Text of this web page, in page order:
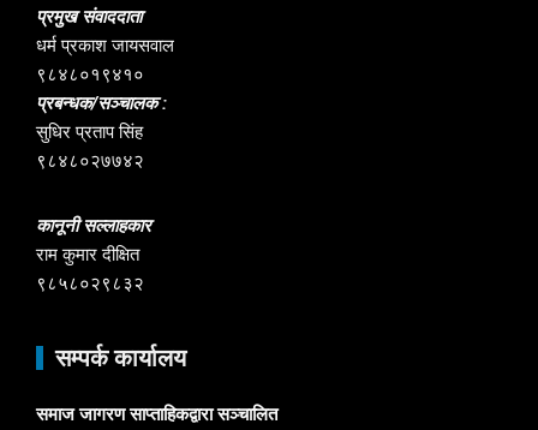
प्रमुख संवाददाता
धर्म प्रकाश जायसवाल
९८४८०१९४१०
प्रबन्धक/सञ्चालक :
सुधिर प्रताप सिंह
९८४८०२७७४२
कानूनी सल्लाहकार
राम कुमार दीक्षित
९८५८०२९८३२
सम्पर्क कार्यालय
समाज जागरण साप्ताहिकद्वारा सञ्चालित